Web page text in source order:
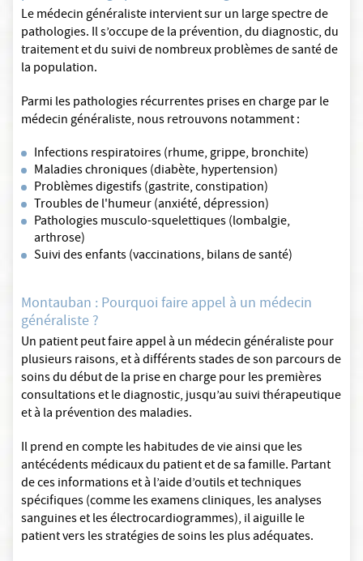
Le médecin généraliste intervient sur un large spectre de
pathologies. Il s’occupe de la prévention, du diagnostic, du
traitement et du suivi de nombreux problèmes de santé de
la population.
Parmi les pathologies récurrentes prises en charge par le
médecin généraliste, nous retrouvons notamment :
Infections respiratoires (rhume, grippe, bronchite)
Maladies chroniques (diabète, hypertension)
Problèmes digestifs (gastrite, constipation)
Troubles de l'humeur (anxiété, dépression)
Pathologies musculo-squelettiques (lombalgie,
arthrose)
Suivi des enfants (vaccinations, bilans de santé)
Montauban : Pourquoi faire appel à un médecin
généraliste ?
Un patient peut faire appel à un médecin généraliste pour
plusieurs raisons, et à différents stades de son parcours de
soins du début de la prise en charge pour les premières
consultations et le diagnostic, jusqu’au suivi thérapeutique
et à la prévention des maladies.
Il prend en compte les habitudes de vie ainsi que les
antécédents médicaux du patient et de sa famille. Partant
de ces informations et à l’aide d’outils et techniques
spécifiques (comme les examens cliniques, les analyses
sanguines et les électrocardiogrammes), il aiguille le
patient vers les stratégies de soins les plus adéquates.